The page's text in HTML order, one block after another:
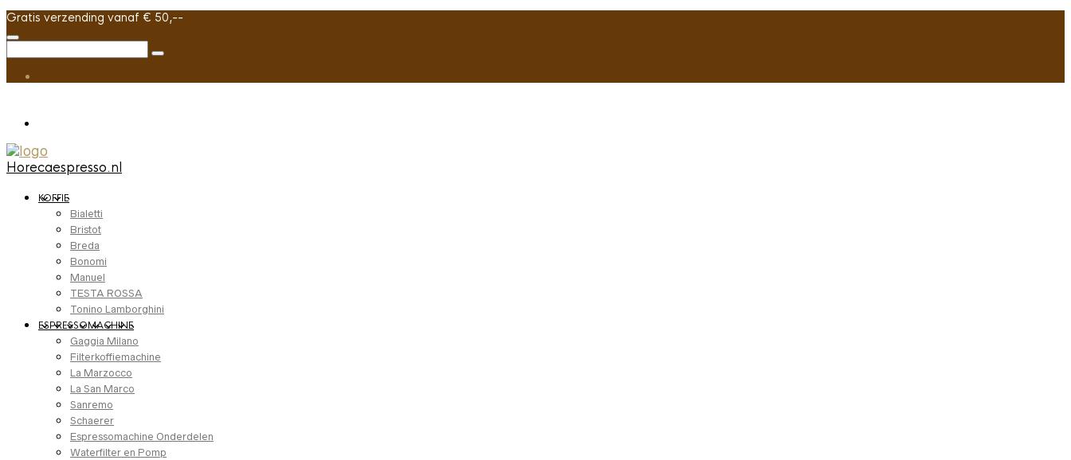
Gratis verzending vanaf € 50,--
Horecaespresso.nl
KOFFIE
Bialetti
Bristot
Breda
Bonomi
Manuel
TESTA ROSSA
Tonino Lamborghini
ESPRESSOMACHINE
Gaggia Milano
Filterkoffiemachine
La Marzocco
La San Marco
Sanremo
Schaerer
Espressomachine Onderdelen
Waterfilter en Pomp